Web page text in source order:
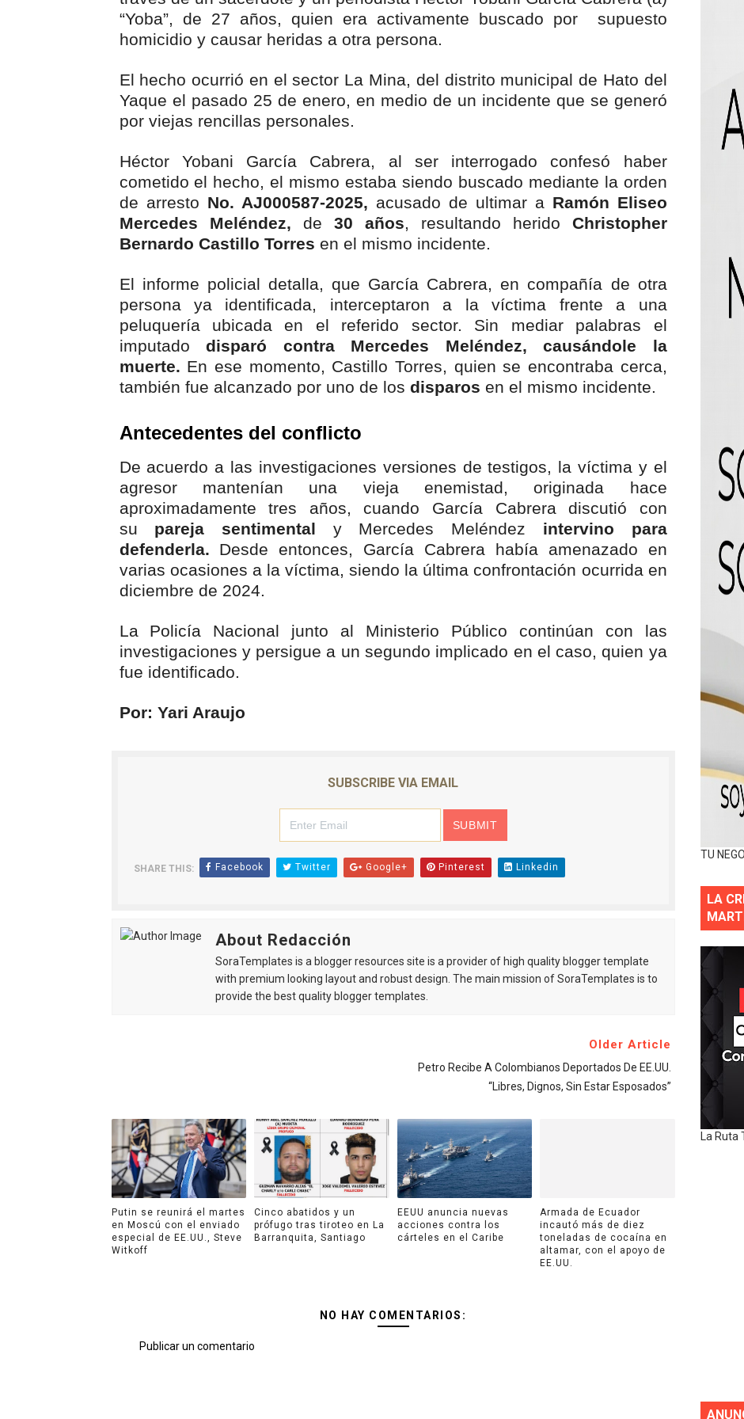
Operativo en Barahona: desmantelan fábrica de alcohol adulterado y recuperan motocicleta
Accidente en Verón deja un motorista fallecido y otra persona herida
Discusión familiar termina en muerte de un joven en Moca; investigan a su tío
Coraasan construye parque solar de un megavatio para la planta de tratamiento de aguas
“Yoba”, de 27 años, quien era activamente buscado por supuesto
homicidio y causar heridas a otra persona.
El hecho ocurrió en el sector La Mina, del distrito municipal de Hato del
Yaque el pasado 25 de enero, en medio de un incidente que se generó
por viejas rencillas personales.
Héctor Yobani García Cabrera, al ser interrogado confesó haber
cometido el hecho, el mismo estaba siendo buscado mediante la orden
de arresto No. AJ000587-2025, acusado de ultimar a Ramón Eliseo
Mercedes Meléndez, de 30 años, resultando herido Christopher
Bernardo Castillo Torres en el mismo incidente.
El informe policial detalla, que García Cabrera, en compañía de otra
persona ya identificada, interceptaron a la víctima frente a una
peluquería ubicada en el referido sector. Sin mediar palabras el
imputado disparó contra Mercedes Meléndez, causándole la
muerte. En ese momento, Castillo Torres, quien se encontraba cerca,
también fue alcanzado por uno de los disparos en el mismo incidente.
Antecedentes del conflicto
De acuerdo a las investigaciones versiones de testigos, la víctima y el
agresor mantenían una vieja enemistad, originada hace
aproximadamente tres años, cuando García Cabrera discutió con
su pareja sentimental y Mercedes Meléndez intervino para
defenderla. Desde entonces, García Cabrera había amenazado en
varias ocasiones a la víctima, siendo la última confrontación ocurrida en
diciembre de 2024.
La Policía Nacional junto al Ministerio Público continúan con las
investigaciones y persigue a un segundo implicado en el caso, quien ya
fue identificado.
Por: Yari Araujo
SUBSCRIBE VIA EMAIL
SHARE THIS: Facebook Twitter Google+ Pinterest Linkedin
About Redacción
SoraTemplates is a blogger resources site is a provider of high quality blogger template
with premium looking layout and robust design. The main mission of SoraTemplates is to
provide the best quality blogger templates.
Older Article
Petro Recibe A Colombianos Deportados De EE.UU.
“Libres, Dignos, Sin Estar Esposados”
Putin se reunirá el martes
en Moscú con el enviado
especial de EE.UU., Steve
Witkoff
Cinco abatidos y un
prófugo tras tiroteo en La
Barranquita, Santiago
EEUU anuncia nuevas
acciones contra los
cárteles en el Caribe
Armada de Ecuador
incautó más de diez
toneladas de cocaína en
altamar, con el apoyo de
EE.UU.
NO HAY COMENTARIOS:
Publicar un comentario
TU
LA
La